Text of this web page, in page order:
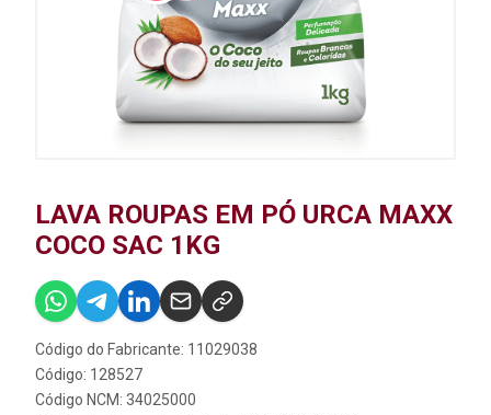
LAVA ROUPAS EM PÓ URCA MAXX
COCO SAC 1KG
Código do Fabricante: 11029038
Código: 128527
Código NCM: 34025000